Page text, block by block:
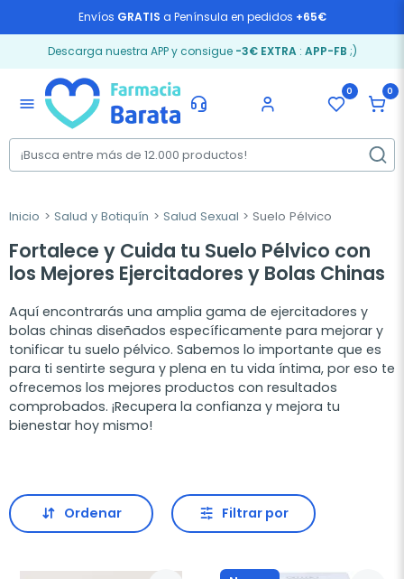
Envíos GRATIS a Península en pedidos +65€
Descarga nuestra APP y consigue -3€ EXTRA: APP-FB ;)
menu
0 0
Inicio Salud y Botiquín Salud Sexual Suelo Pélvico
Fortalece y Cuida tu Suelo Pélvico con
los Mejores Ejercitadores y Bolas Chinas
Aquí encontrarás una amplia gama de ejercitadores y
bolas chinas diseñados específicamente para mejorar y
tonificar tu suelo pélvico. Sabemos lo importante que es
para ti sentirte segura y plena en tu vida íntima, por eso te
ofrecemos los mejores productos con resultados
comprobados. ¡Recupera la confianza y mejora tu
bienestar hoy mismo!
Ordenar Filtrar por